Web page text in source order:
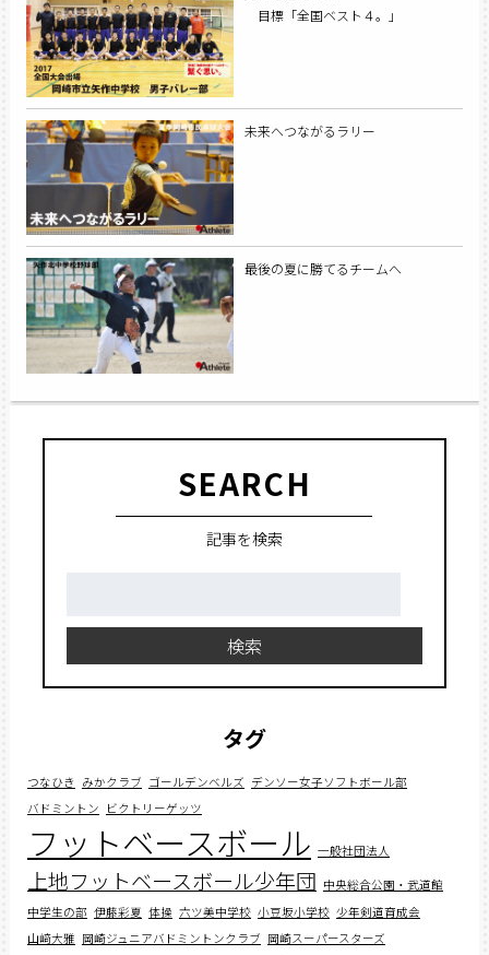
目標「全国ベスト４。」
未来へつながるラリー
最後の夏に勝てるチームへ
SEARCH
記事を検索
検索
タグ
つなひき みかクラブ ゴールデンベルズ デンソー女子ソフトボール部
バドミントン ビクトリーゲッツ
フットベースボール 一般社団法人
上地フットベースボール少年団 中央総合公園・武道館
中学生の部 伊藤彩夏 体操 六ツ美中学校 小豆坂小学校 少年剣道育成会
山﨑大雅 岡崎ジュニアバドミントンクラブ 岡崎スーパースターズ